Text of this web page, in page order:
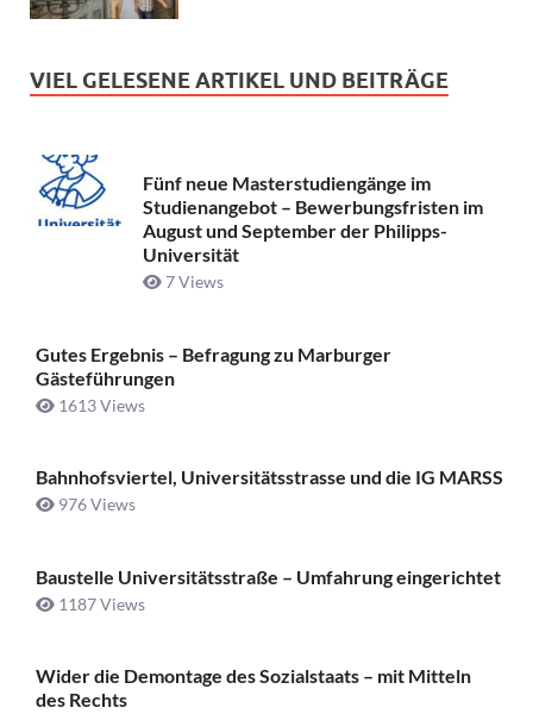
VIEL GELESENE ARTIKEL UND BEITRÄGE
Fünf neue Masterstudiengänge im
Studienangebot – Bewerbungsfristen im
August und September der Philipps-
Universität
7 Views
Gutes Ergebnis – Befragung zu Marburger
Gästeführungen
1613 Views
Bahnhofsviertel, Universitätsstrasse und die IG MARSS
976 Views
Baustelle Universitätsstraße ­– Umfahrung eingerichtet
1187 Views
Wider die Demontage des Sozialstaats – mit Mitteln
des Rechts